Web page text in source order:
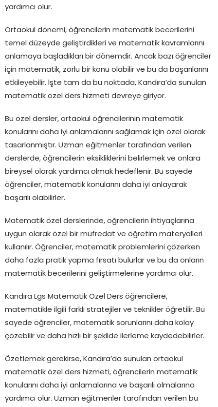
yardımcı olur.
Ortaokul dönemi, öğrencilerin matematik becerilerini
temel düzeyde geliştirdikleri ve matematik kavramlarını
anlamaya başladıkları bir dönemdir. Ancak bazı öğrenciler
için matematik, zorlu bir konu olabilir ve bu da başarılarını
etkileyebilir. İşte tam da bu noktada, Kandıra’da sunulan
matematik özel ders hizmeti devreye giriyor.
Bu özel dersler, ortaokul öğrencilerinin matematik
konularını daha iyi anlamalarını sağlamak için özel olarak
tasarlanmıştır. Uzman eğitmenler tarafından verilen
derslerde, öğrencilerin eksikliklerini belirlemek ve onlara
bireysel olarak yardımcı olmak hedeflenir. Bu sayede
öğrenciler, matematik konularını daha iyi anlayarak
başarılı olabilirler.
Matematik özel derslerinde, öğrencilerin ihtiyaçlarına
uygun olarak özel bir müfredat ve öğretim materyalleri
kullanılır. Öğrenciler, matematik problemlerini çözerken
daha fazla pratik yapma fırsatı bulurlar ve bu da onların
matematik becerilerini geliştirmelerine yardımcı olur.
Kandıra Lgs Matematik Özel Ders öğrencilere,
matematikle ilgili farklı stratejiler ve teknikler öğretilir. Bu
sayede öğrenciler, matematik sorunlarını daha kolay
çözebilir ve daha hızlı bir şekilde ilerleme kaydedebilirler.
Özetlemek gerekirse, Kandıra’da sunulan ortaokul
matematik özel ders hizmeti, öğrencilerin matematik
konularını daha iyi anlamalarına ve başarılı olmalarına
yardımcı olur. Uzman eğitmenler tarafından verilen bu